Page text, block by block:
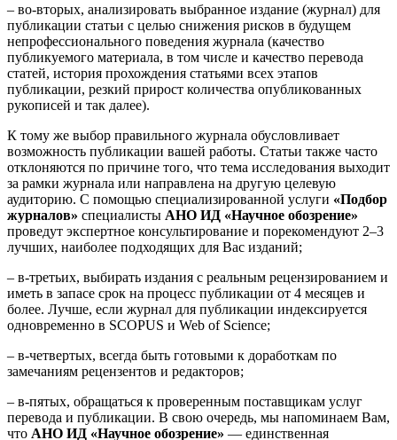
– во-вторых, анализировать выбранное издание (журнал) для
публикации статьи с целью снижения рисков в будущем
непрофессионального поведения журнала (качество
публикуемого материала, в том числе и качество перевода
статей, история прохождения статьями всех этапов
публикации, резкий прирост количества опубликованных
рукописей и так далее).
К тому же выбор правильного журнала обусловливает
возможность публикации вашей работы. Статьи также часто
отклоняются по причине того, что тема исследования выходит
за рамки журнала или направлена на другую целевую
аудиторию. С помощью специализированной услуги «Подбор
журналов» специалисты АНО ИД «Научное обозрение»
проведут экспертное консультирование и порекомендуют 2–3
лучших, наиболее подходящих для Вас изданий;
– в-третьих, выбирать издания с реальным рецензированием и
иметь в запасе срок на процесс публикации от 4 месяцев и
более. Лучше, если журнал для публикации индексируется
одновременно в SCOPUS и Web of Science;
– в-четвертых, всегда быть готовыми к доработкам по
замечаниям рецензентов и редакторов;
– в-пятых, обращаться к проверенным поставщикам услуг
перевода и публикации. В свою очередь, мы напоминаем Вам,
что АНО ИД «Научное обозрение» — единственная